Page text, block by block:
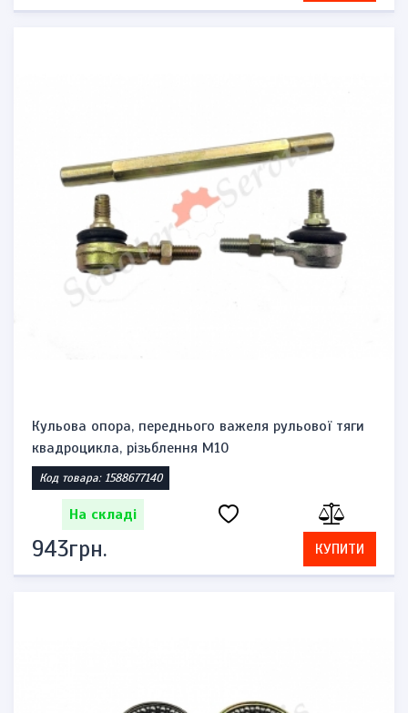
Кульова опора, переднього важеля рульової тяги
квадроцикла, різьблення М10
Код товара: 1588677140
На складі
943грн. КУПИТИ